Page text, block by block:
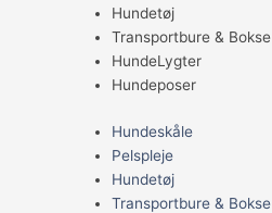
Hundetøj
Transportbure & Bokse
HundeLygter
Hundeposer
Hundeskåle
Pelspleje
Hundetøj
Transportbure & Bokse